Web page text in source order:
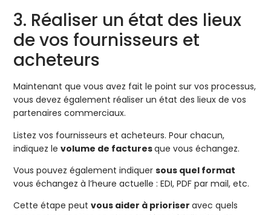
3. Réaliser un état des lieux
de vos fournisseurs et
acheteurs
Maintenant que vous avez fait le point sur vos processus,
vous devez également réaliser un état des lieux de vos
partenaires commerciaux.
Listez vos fournisseurs et acheteurs. Pour chacun,
indiquez levolume de facturesque vous échangez.
Vous pouvez également indiquersous quel format
vous échangez à l’heure actuelle : EDI, PDF par mail, etc.
Cette étape peutvous aider à prioriseravec quels